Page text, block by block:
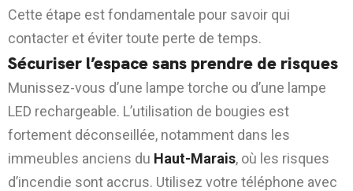
Cette étape est fondamentale pour savoir qui
contacter et éviter toute perte de temps.
Sécuriser l’espace sans prendre de risques
Munissez-vous d’une lampe torche ou d’une lampe
LED rechargeable. L’utilisation de bougies est
fortement déconseillée, notamment dans les
immeubles anciens du Haut-Marais, où les risques
d’incendie sont accrus. Utilisez votre téléphone avec